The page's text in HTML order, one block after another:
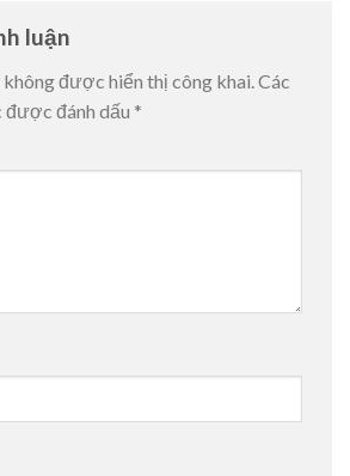
luận
không được hiển thị công khai.Các
đánh dấu *